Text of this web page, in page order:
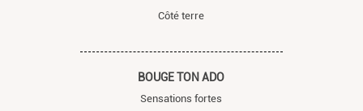
Côté terre
BOUGE TON ADO
Sensations fortes